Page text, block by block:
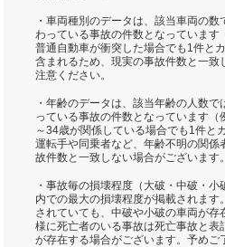
・車両種別のデータは、該当車両の
わっている事故の件数となっていま
普通自動車が衝突した場合でも1件と
含まれるため、現実の事故件数と一致
注意ください。
・年齢のデータは、該当年齢の人数
っている事故の件数となっています
～34歳が関係している場合でも1件と
運転手や同乗者など、年齢不明の関係
故件数と一致しない場合がございます
・事故毎の損壊程度（大破・中破・
内での最大の損壊程度が掲載されま
されていても、中破や小破の車両が存
様に死亡者のいる事故は死亡事故と表
が存在する場合がございます。予めご